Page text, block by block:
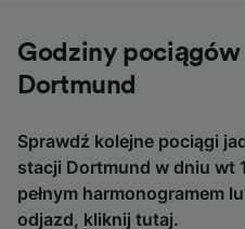
Godziny pociągów
Dortmund
Sprawdź kolejne pociągi
stacji Dortmund w dniu wt
pełnym harmonogramem
odjazd, kliknij tutaj.